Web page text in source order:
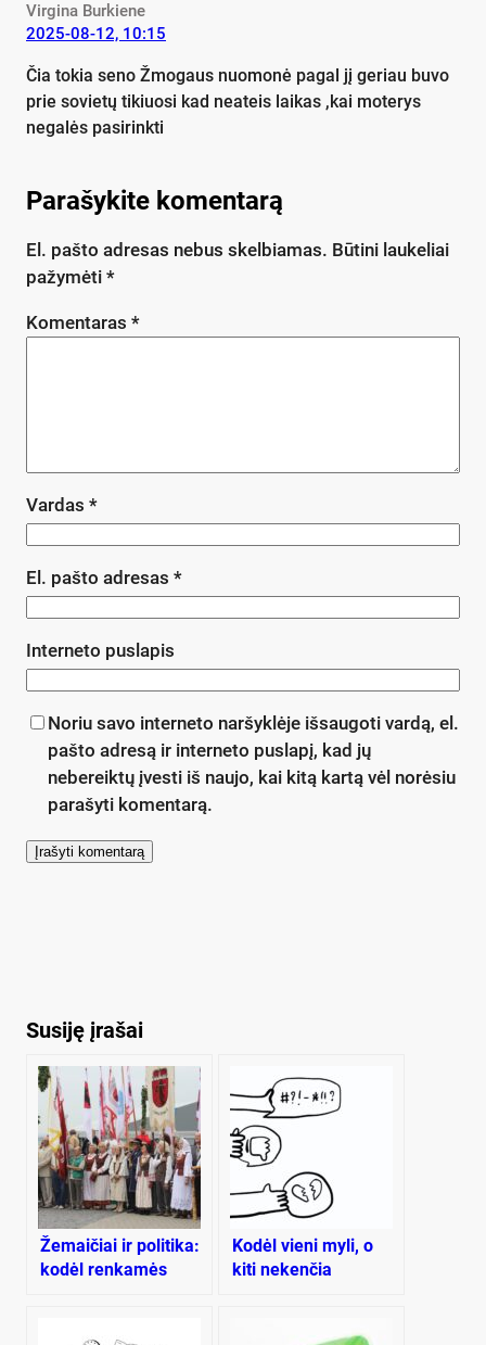
Virgina Burkiene
2025-08-12, 10:15
Čia tokia seno Žmogaus nuomonė pagal jį geriau buvo
prie sovietų tikiuosi kad neateis laikas ,kai moterys
negalės pasirinkti
Parašykite komentarą
El. pašto adresas nebus skelbiamas. Būtini laukeliai
pažymėti *
Komentaras *
Vardas *
El. pašto adresas *
Interneto puslapis
Noriu savo interneto naršyklėje išsaugoti vardą, el.
pašto adresą ir interneto puslapį, kad jų
nebereiktų įvesti iš naujo, kai kitą kartą vėl norėsiu
parašyti komentarą.
Susiję įrašai
Žemaičiai ir politika:
kodėl renkamės
Kodėl vieni myli, o
kiti nekenčia